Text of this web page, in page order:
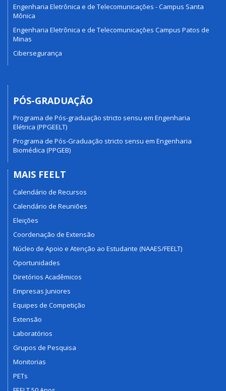
Engenharia Eletrônica e de Telecomunicações - Campus Santa
Mônica
Engenharia Eletrônica e de Telecomunicações Campus Patos de
Minas
Cibersegurança
PÓS-GRADUAÇÃO
Programa de Pós-graduação stricto sensu em Engenharia
Elétrica (PPGEELT)
Programa de Pós-Graduação stricto sensu em Engenharia
Biomédica (PPGEB)
MAIS FEELT
Calendário de Recursos
Calendário de Reuniões
Eleições
Coordenação de Extensão
Núcleo de Apoio e Atenção ao Estudante (NAAES/FEELT)
Oportunidades
Diretórios Acadêmicos
Empresas Juniores
Equipes de Competição
Extensão
Laboratórios
Grupos de Pesquisa
Monitorias
PETs